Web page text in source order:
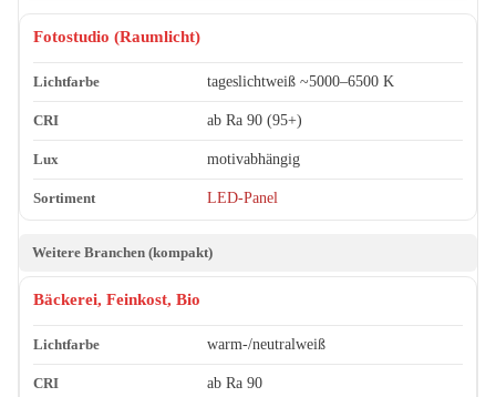
Fotostudio (Raumlicht)
tageslichtweiß ~5000–6500 K
ab Ra 90 (95+)
motivabhängig
LED-Panel
Weitere Branchen (kompakt)
Bäckerei, Feinkost, Bio
warm-/neutralweiß
ab Ra 90